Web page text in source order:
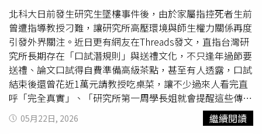
花花。」這讓八三夭團員都忍不住吐槽：「我覺得這個單元
已經變成『現在不准贏』的態勢。」孫協志也笑說：「有些
還是跟花花有關的題目，答錯真的會出事。」阿璞連忙補
充：「那可能就不是只有畫臉這麼簡單了。」王仁甫聽完大
讚：「很有危機意識喔！」
北科大日前發生研究生墜樓事件後，由於家屬指控死者生前
曾遭指導教授刁難，讓研究所高壓環境與師生權力關係再度
引發外界關注。近日更有網友在Threads發文，直指台灣研
究所長期存在「口試潛規則」與送禮文化，不只逢年過節要
送禮、論文口試得自費準備高級茶點，甚至有人透露，口試
結束後還曾花近1萬元請教授吃桌菜，讓不少過來人看完直
呼「完全真實」、「研究所第一周學長姐就會提醒這些傳
統」。有網友透露，碩士口試除了自費準備茶點，結束後還
曾花近1萬元請教授吃桌菜。原PO表示，很多沒念過研究所
05月22日, 2026 繼續閱讀